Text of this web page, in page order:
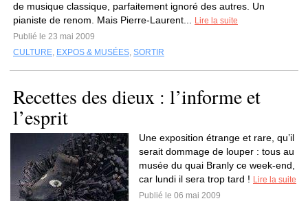
de musique classique, parfaitement ignoré des autres. Un
pianiste de renom. Mais Pierre-Laurent...
Lire la suite
Publié le 23 mai 2009
CULTURE, EXPOS & MUSÉES, SORTIR
Recettes des dieux : l’informe et
l’esprit
Une exposition étrange et rare, qu’il
serait dommage de louper : tous au
musée du quai Branly ce week-end,
car lundi il sera trop tard ! Lire la suite
Publié le 06 mai 2009